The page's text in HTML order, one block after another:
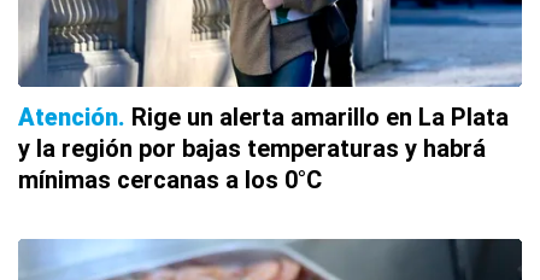
Atención Rige un alerta amarillo en La Plata
y la región por bajas temperaturas y habrá
mínimas cercanas a los 0°C